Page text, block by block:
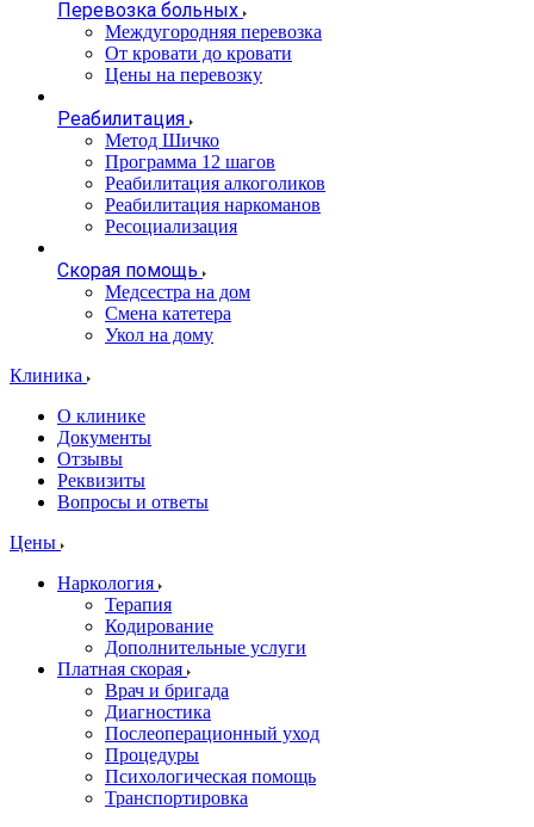
Перевозка больных
Междугородняя перевозка
От кровати до кровати
Цены на перевозку
Реабилитация
Метод Шичко
Программа 12 шагов
Реабилитация алкоголиков
Реабилитация наркоманов
Ресоциализация
Скорая помощь
Медсестра на дом
Смена катетера
Укол на дому
Клиника
О клинике
Документы
Отзывы
Реквизиты
Вопросы и ответы
Цены
Наркология
Терапия
Кодирование
Дополнительные услуги
Платная скорая
Врач и бригада
Диагностика
Послеоперационный уход
Процедуры
Психологическая помощь
Транспортировка